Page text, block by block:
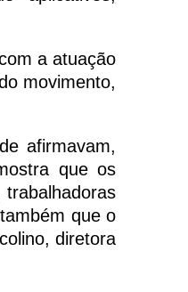
a atuação
movimento,
afirmavam,
que os
que o
diretora